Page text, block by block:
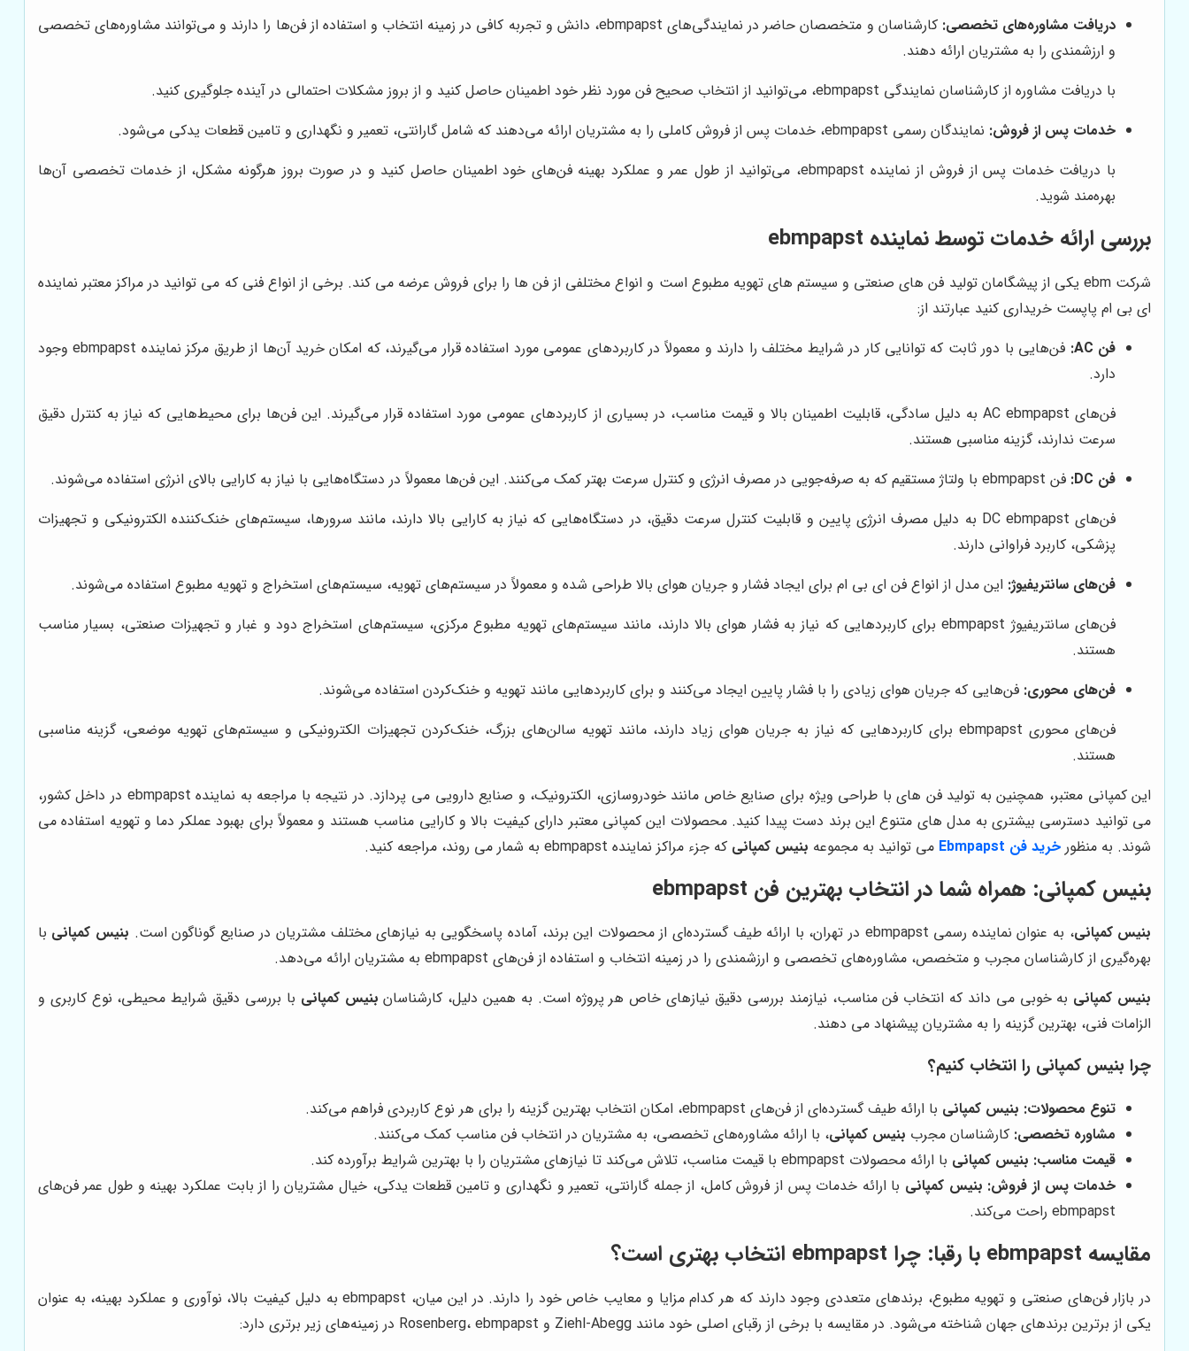
دریافت مشاوره‌های تخصصی:
کارشناسان و متخصصان حاضر در نمایندگی‌های ebmpapst، دانش و تجربه کافی در زمینه انتخاب و استفاده از فن‌ها را دارند و می‌توانند مشاوره‌های تخصصی
و ارزشمندی را به مشتریان ارائه دهند.
با دریافت مشاوره از کارشناسان نمایندگی ebmpapst، می‌توانید از انتخاب صحیح فن مورد نظر خود اطمینان حاصل کنید و از بروز مشکلات احتمالی در آینده جلوگیری کنید.
خدمات پس از فروش: نمایندگان رسمی ebmpapst، خدمات پس از فروش کاملی را به مشتریان ارائه می‌دهند که شامل گارانتی، تعمیر و نگهداری و تامین قطعات یدکی می‌شود.
با دریافت خدمات پس از فروش از نماینده ebmpapst، می‌توانید از طول عمر و عملکرد بهینه فن‌های خود اطمینان حاصل کنید و در صورت بروز هرگونه مشکل، از خدمات تخصصی آن‌ها
بهره‌مند شوید.
بررسی ارائه خدمات توسط نماینده ebmpapst
شرکت ebm یکی از پیشگامان تولید فن های صنعتی و سیستم های تهویه مطبوع است و انواع مختلفی از فن ها را برای فروش عرضه می کند. برخی از انواع فنی که می توانید در مراکز معتبر نماینده
ای بی ام پاپست خریداری کنید عبارتند از:
فن AC:
فن‌هایی با دور ثابت که توانایی کار در شرایط مختلف را دارند و معمولاً در کاربردهای عمومی مورد استفاده قرار می‌گیرند، که امکان خرید آن‌ها از طریق مرکز نماینده ebmpapst وجود
دارد.
فن‌های AC ebmpapst به دلیل سادگی، قابلیت اطمینان بالا و قیمت مناسب، در بسیاری از کاربردهای عمومی مورد استفاده قرار می‌گیرند. این فن‌ها برای محیط‌هایی که نیاز به کنترل دقیق
سرعت ندارند، گزینه مناسبی هستند.
فن DC:
فن ebmpapst با ولتاژ مستقیم که به صرفه‌جویی در مصرف انرژی و کنترل سرعت بهتر کمک می‌کنند. این فن‌ها معمولاً در دستگاه‌هایی با نیاز به کارایی بالای انرژی استفاده می‌شوند.
فن‌های DC ebmpapst به دلیل مصرف انرژی پایین و قابلیت کنترل سرعت دقیق، در دستگاه‌هایی که نیاز به کارایی بالا دارند، مانند سرورها، سیستم‌های خنک‌کننده الکترونیکی و تجهیزات
پزشکی، کاربرد فراوانی دارند.
فن‌های سانتریفیوژ: این مدل از انواع فن ای بی ام برای ایجاد فشار و جریان هوای بالا طراحی شده و معمولاً در سیستم‌های تهویه، سیستم‌های استخراج و تهویه مطبوع استفاده می‌شوند.
فن‌های سانتریفیوژ ebmpapst برای کاربردهایی که نیاز به فشار هوای بالا دارند، مانند سیستم‌های تهویه مطبوع مرکزی، سیستم‌های استخراج دود و غبار و تجهیزات صنعتی، بسیار مناسب
هستند.
فن‌های محوری: فن‌هایی که جریان هوای زیادی را با فشار پایین ایجاد می‌کنند و برای کاربردهایی مانند تهویه و خنک‌کردن استفاده می‌شوند.
فن‌های محوری ebmpapst برای کاربردهایی که نیاز به جریان هوای زیاد دارند، مانند تهویه سالن‌های بزرگ، خنک‌کردن تجهیزات الکترونیکی و سیستم‌های تهویه موضعی، گزینه مناسبی
هستند.
این کمپانی معتبر، همچنین به تولید فن های با طراحی ویژه برای صنایع خاص مانند خودروسازی، الکترونیک، و صنایع دارویی می پردازد. در نتیجه با مراجعه به نماینده ebmpapst در داخل کشور،
می توانید دسترسی بیشتری به مدل های متنوع این برند دست پیدا کنید. محصولات این کمپانی معتبر دارای کیفیت بالا و کارایی مناسب هستند و معمولاً برای بهبود عملکر دما و تهویه استفاده می
شوند. به منظور خرید فن Ebmpapst می توانید به مجموعه بنیس کمپانی که جزء مراکز نماینده ebmpapst به شمار می روند، مراجعه کنید.
بنیس کمپانی: همراه شما در انتخاب بهترین فن ebmpapst
بنیس کمپانی، به عنوان نماینده رسمی ebmpapst در تهران، با ارائه طیف گسترده‌ای از محصولات این برند، آماده پاسخگویی به نیازهای مختلف مشتریان در صنایع گوناگون است. بنیس کمپانی با
بهره‌گیری از کارشناسان مجرب و متخصص، مشاوره‌های تخصصی و ارزشمندی را در زمینه انتخاب و استفاده از فن‌های ebmpapst به مشتریان ارائه می‌دهد.
بنیس کمپانی به خوبی می داند که انتخاب فن مناسب، نیازمند بررسی دقیق نیازهای خاص هر پروژه است. به همین دلیل، کارشناسان بنیس کمپانی با بررسی دقیق شرایط محیطی، نوع کاربری و
الزامات فنی، بهترین گزینه را به مشتریان پیشنهاد می دهند.
چرا بنیس کمپانی را انتخاب کنیم؟
تنوع محصولات: بنیس کمپانی با ارائه طیف گسترده‌ای از فن‌های ebmpapst، امکان انتخاب بهترین گزینه را برای هر نوع کاربردی فراهم می‌کند.
مشاوره تخصصی: کارشناسان مجرب بنیس کمپانی، با ارائه مشاوره‌های تخصصی، به مشتریان در انتخاب فن مناسب کمک می‌کنند.
قیمت مناسب: بنیس کمپانی با ارائه محصولات ebmpapst با قیمت مناسب، تلاش می‌کند تا نیازهای مشتریان را با بهترین شرایط برآورده کند.
خدمات پس از فروش: بنیس کمپانی با ارائه خدمات پس از فروش کامل، از جمله گارانتی، تعمیر و نگهداری و تامین قطعات یدکی، خیال مشتریان را از بابت عملکرد بهینه و طول عمر فن‌های
ebmpapst راحت می‌کند.
مقایسه ebmpapst با رقبا: چرا ebmpapst انتخاب بهتری است؟
در بازار فن‌های صنعتی و تهویه مطبوع، برندهای متعددی وجود دارند که هر کدام مزایا و معایب خاص خود را دارند. در این میان، ebmpapst به دلیل کیفیت بالا، نوآوری و عملکرد بهینه، به عنوان
یکی از برترین برندهای جهان شناخته می‌شود. در مقایسه با برخی از رقبای اصلی خود مانند Ziehl-Abegg و Rosenberg، ebmpapst در زمینه‌های زیر برتری دارد: